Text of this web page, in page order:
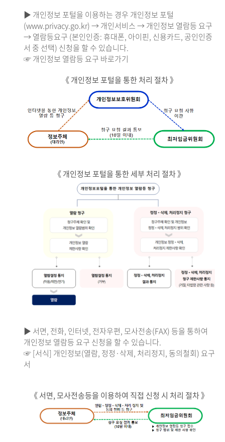
▶ 개인정보 포털을 이용하는 경우 개인정보 포털
(www.privacy.go.kr) → 개인서비스 → 개인정보 열람등 요구
→ 열람등요구 (본인인증: 휴대폰, 아이핀, 신용카드, 공인인증
서 중 선택) 신청을 할 수 있습니다.
☞ 개인정보 열람등 요구 바로가기
《 개인정보 포털을 통한 처리 절차 》
《 개인정보 포털을 통한 세부 처리 절차 》
▶ 서면, 전화, 인터넷, 전자우편, 모사전송(FAX) 등을 통하여
개인정보 열람등 요구 신청을 할 수 있습니다.
☞ [서식] 개인정보(열람, 정정·삭제, 처리정지, 동의철회) 요구
서
《 서면, 모사전송등을 이용하여 직접 신청 시 처리 절차 》